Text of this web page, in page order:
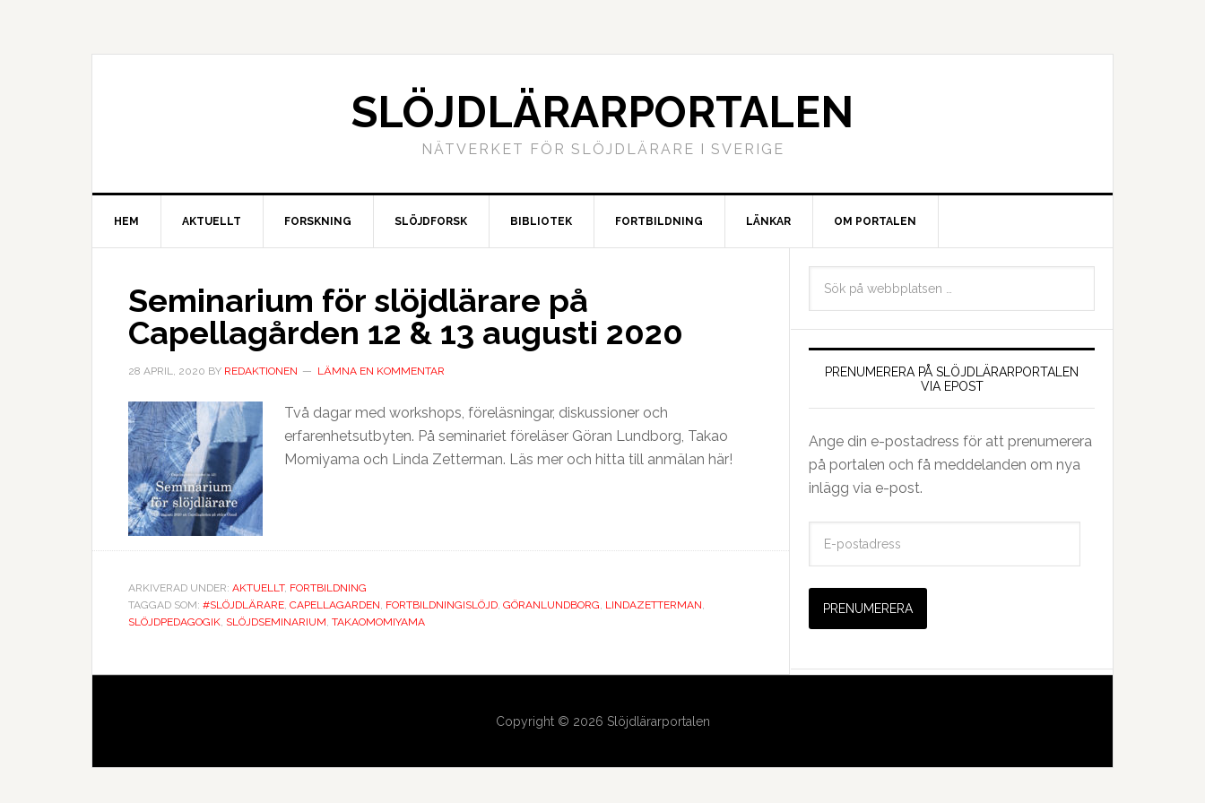
SLÖJDLÄRARPORTALEN
NÄTVERKET FÖR SLÖJDLÄRARE I SVERIGE
HEM AKTUELLT FORSKNING SLÖJDFORSK BIBLIOTEK FORTBILDNING LÄNKAR OM PORTALEN
Seminarium för slöjdlärare på
Capellagården 12 & 13 augusti 2020
28 APRIL, 2020 BY REDAKTIONEN LÄMNA EN KOMMENTAR
Två dagar med workshops, föreläsningar, diskussioner och
erfarenhetsutbyten. På seminariet föreläser Göran Lundborg, Takao
Momiyama och Linda Zetterman. Läs mer och hitta till anmälan här!
ARKIVERAD UNDER: AKTUELLT, FORTBILDNING
TAGGAD SOM: #SLÖJDLÄRARE, CAPELLAGARDEN, FORTBILDNINGISLÖJD, GÖRANLUNDBORG, LINDAZETTERMAN,
SLÖJDPEDAGOGIK, SLÖJDSEMINARIUM, TAKAOMOMIYAMA
PRENUMERERA PÅ SLÖJDLÄRARPORTALEN
VIA EPOST
Ange din e-postadress för att prenumerera
på portalen och få meddelanden om nya
inlägg via e-post.
s
a
s
Copyright © 2026 Slöjdlärarportalen